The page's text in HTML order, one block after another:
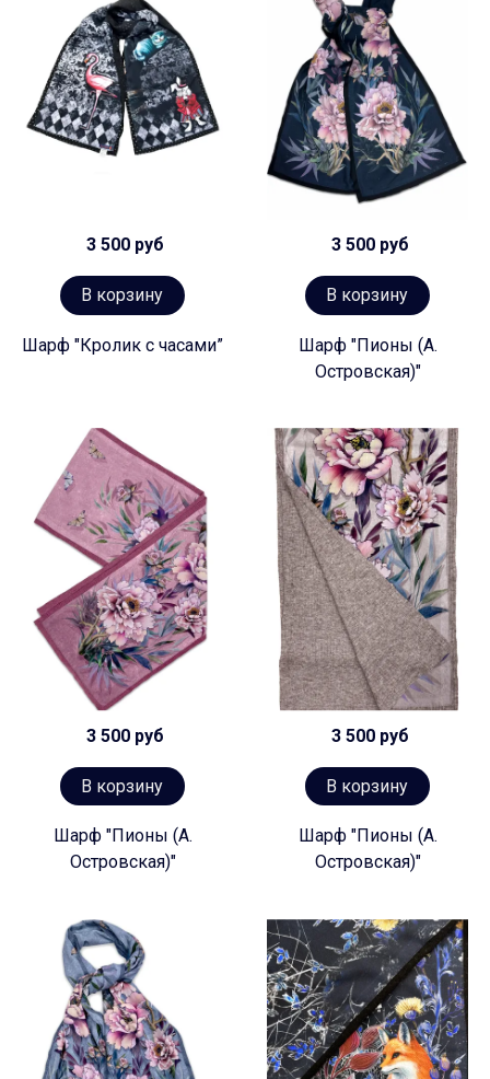
3 500 руб
В корзину
Шарф "Кролик с часами”
3 500 руб
В корзину
Шарф "Пионы (А.
Островская)"
3 500 руб
В корзину
Шарф "Пионы (А.
Островская)"
3 500 руб
В корзину
Шарф "Пионы (А.
Островская)"